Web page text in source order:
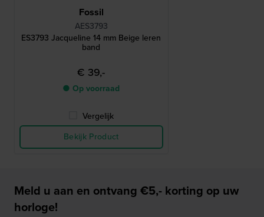
Fossil
AES3793
ES3793 Jacqueline 14 mm Beige leren
band
€ 39,-
● Op voorraad
Vergelijk
Bekijk Product
Meld u aan en ontvang €5,- korting op uw
horloge!